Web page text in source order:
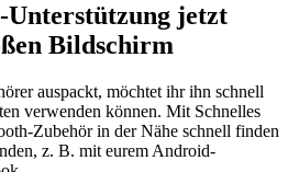
Unterstützung jetzt
Bildschirm
auspackt, möchtet ihr ihn schnell
verwenden können. Mit Schnelles
Zubehör in der Nähe schnell finden
z. B. mit eurem Android-